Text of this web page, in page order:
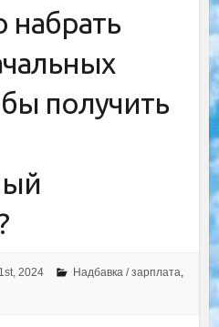
набрать
получить
2024 Надбавка / зарплата,